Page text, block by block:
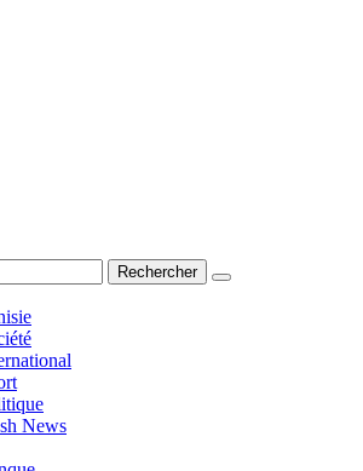
News